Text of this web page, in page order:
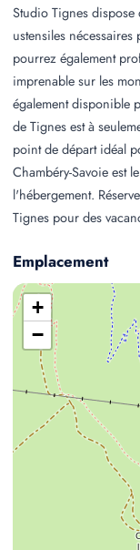
Studio Tignes
ustensiles
pourrez également
imprenable sur les
également disponible
de Tignes est à
point de départ idéal
Chambéry-Savoie est
l'hébergement.
Tignes pour des
Emplacement
+
−